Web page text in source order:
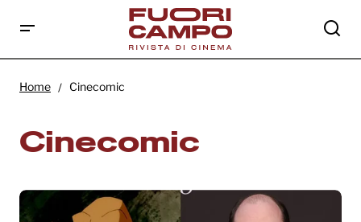
Home Cinecomic
Cinecomic